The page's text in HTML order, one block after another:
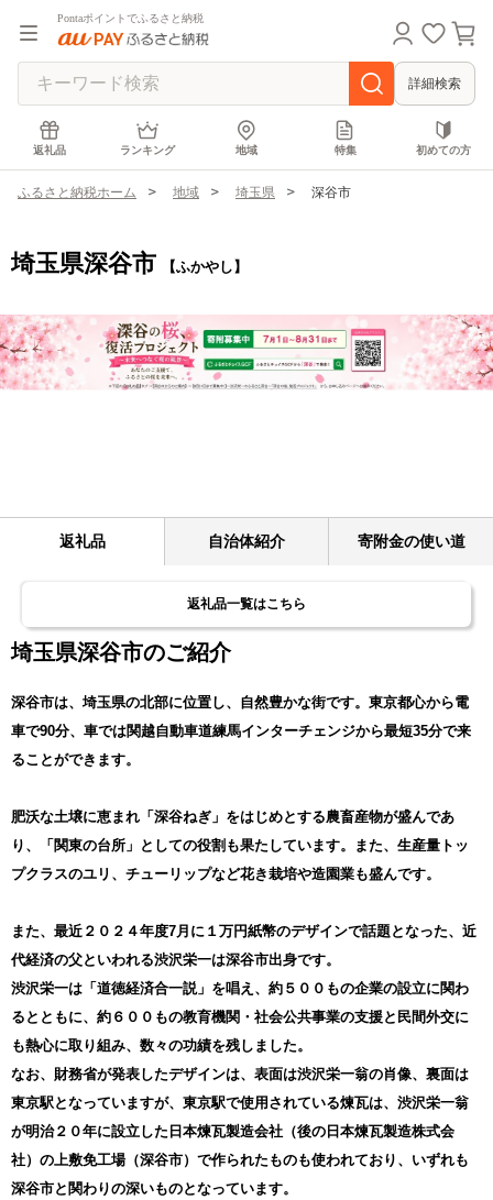
Pontaポイントでふるさと納税
詳細検索
返礼品 ランキング 地域 特集 初めての方
ふるさと納税ホーム 地域 埼玉県 深谷市
埼玉県深谷市 【ふかやし】
返礼品 自治体紹介 寄附金の使い道
返礼品一覧はこちら
埼玉県深谷市のご紹介
深谷市は、埼玉県の北部に位置し、自然豊かな街です。東京都心から電
車で90分、車では関越自動車道練馬インターチェンジから最短35分で来
ることができます。
肥沃な土壌に恵まれ「深谷ねぎ」をはじめとする農畜産物が盛んであ
り、「関東の台所」としての役割も果たしています。また、生産量トッ
プクラスのユリ、チューリップなど花き栽培や造園業も盛んです。
また、最近２０２４年度7月に１万円紙幣のデザインで話題となった、近
代経済の父といわれる渋沢栄一は深谷市出身です。
渋沢栄一は「道徳経済合一説」を唱え、約５００もの企業の設立に関わ
るとともに、約６００もの教育機関・社会公共事業の支援と民間外交に
も熱心に取り組み、数々の功績を残しました。
なお、財務省が発表したデザインは、表面は渋沢栄一翁の肖像、裏面は
東京駅となっていますが、東京駅で使用されている煉瓦は、渋沢栄一翁
が明治２０年に設立した日本煉瓦製造会社（後の日本煉瓦製造株式会
社）の上敷免工場（深谷市）で作られたものも使われており、いずれも
深谷市と関わりの深いものとなっています。